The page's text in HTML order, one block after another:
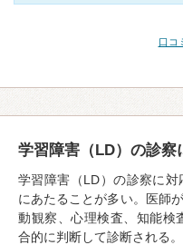
口コ
学習障害（LD）の診察
学習障害（LD）の診察に
にあたることが多い。医師
動観察、心理検査、知能検
合的に判断して診断される。